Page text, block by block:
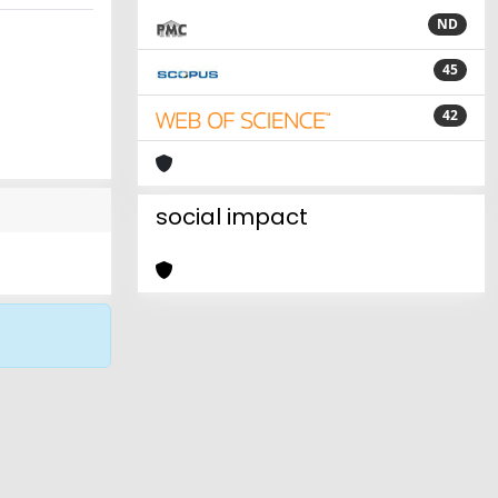
ND
45
42
social impact